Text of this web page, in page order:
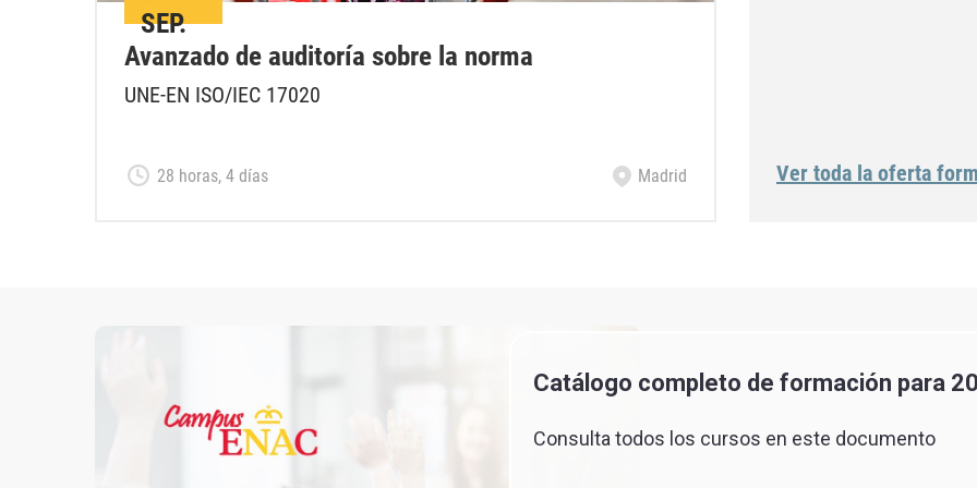
SEP.
Avanzado de auditoría sobre la norma
UNE-EN ISO/IEC 17020
28 horas, 4 días Madrid Ver toda la oferta
Catálogo completo de formación para
Consulta todos los cursos en este documento